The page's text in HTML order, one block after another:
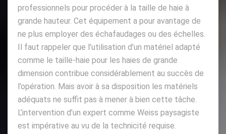
professionnels pour procéder à la taille de haie à
grande hauteur. Cet équipement a pour avantage de
ne plus employer des échafaudages ou des échelles.
Il faut rappeler que l’utilisation d’un matériel adapté
comme le taille-haie pour les haies de grande
dimension contribue considérablement au succès de
l’opération. Mais avoir à sa disposition les matériels
adéquats ne suffit pas à mener à bien cette tâche.
L’intervention d’un expert comme Weiss paysagiste
est impérative au vu de la technicité requise.